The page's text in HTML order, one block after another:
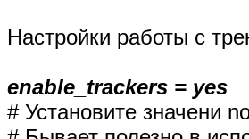
Настройки работы с
enable_trackers = yes
# Установите значени